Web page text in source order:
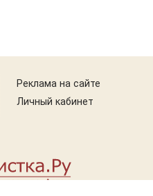
Реклама на сайте
Личный кабинет